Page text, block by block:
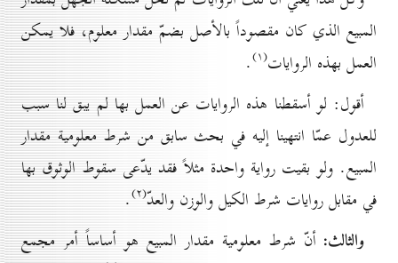
المبيع الذي كان مقصوداً بالأصل بضمّ مقدار معلوم، فلا يمكن
العمل بهذه الروايات(۱) .
أقول: لو أسقطنا هذه الروايات عن العمل بها لم يبق لنا سبب
للعدول عمّا انتهينا إليه في بحث سابق من شرط معلومية مقدار
المبيع. ولو بقيت رواية واحدة مثلاً فقد يدّعى سقوط الوثوق بها
في مقابل روايات شرط الكيل والوزن والعدّ(۲) .
والثالث: أنّ شرط معلومية مقدار المبيع هو أساساً أمر مجمع